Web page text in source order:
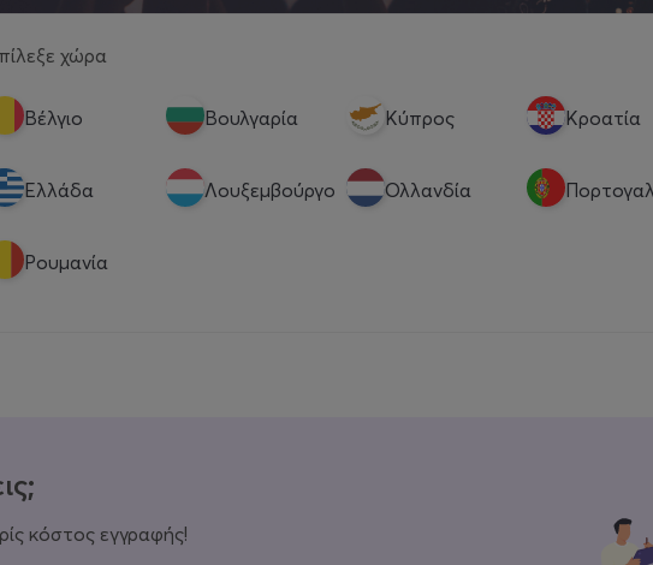
χώρα
Βέλγιο Βουλγαρία Κύπρος Κροατία
Eλλάδα Λουξεμβούργο Ολλανδία
Ρουμανία
κόστος εγγραφής!